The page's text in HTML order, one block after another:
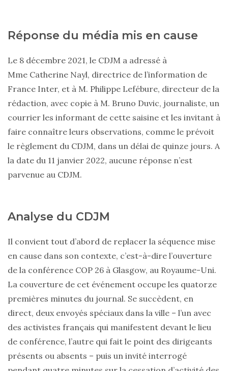
Réponse du média mis en cause
Le 8 décembre 2021, le CDJM a adressé à
Mme Catherine Nayl, directrice de l’information de
France Inter, et à M. Philippe Lefébure, directeur de la
rédaction, avec copie à M. Bruno Duvic, journaliste, un
courrier les informant de cette saisine et les invitant à
faire connaître leurs observations, comme le prévoit
le règlement du CDJM, dans un délai de quinze jours. A
la date du 11 janvier 2022, aucune réponse n’est
parvenue au CDJM.
Analyse du CDJM
Il convient tout d’abord de replacer la séquence mise
en cause dans son contexte, c’est-à-dire l’ouverture
de la conférence COP 26 à Glasgow, au Royaume-Uni.
La couverture de cet événement occupe les quatorze
premières minutes du journal. Se succèdent, en
direct, deux envoyés spéciaux dans la ville – l’un avec
des activistes français qui manifestent devant le lieu
de conférence, l’autre qui fait le point des dirigeants
présents ou absents – puis un invité interrogé